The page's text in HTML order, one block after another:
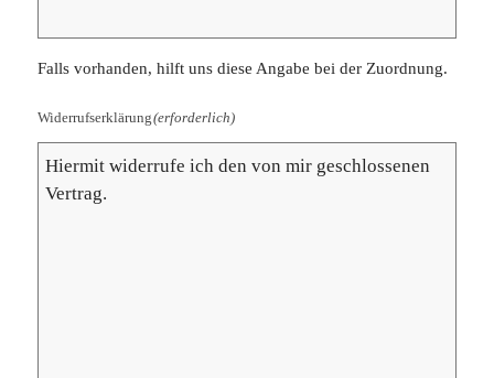
Falls vorhanden, hilft uns diese Angabe bei der Zuordnung.
Widerrufserklärung(erforderlich)